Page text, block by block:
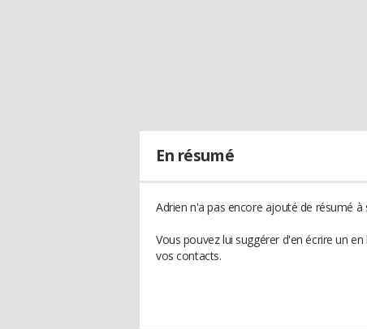
En résumé
Adrien n'a pas encore ajouté de résumé à
Vous pouvez lui suggérer d'en écrire un
vos contacts.